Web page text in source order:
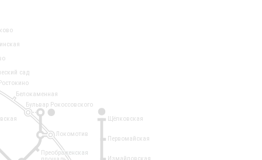
1
Локомотив
сад
Белокаменная
Щёлковская
Первомайская
Измайловская
Бульвар Рокоссовского
Преображенская